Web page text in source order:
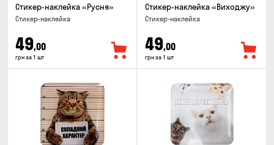
Стикер-наклейка «Русня»
Стикер-наклейка
49,00
грн за 1 шт
Стикер-наклейка «Виходжу»
Стикер-наклейка
49,00
грн за 1 шт